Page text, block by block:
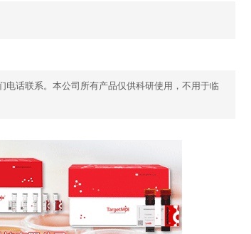
话联系。本公司所有产品仅供科研使用，不用于临